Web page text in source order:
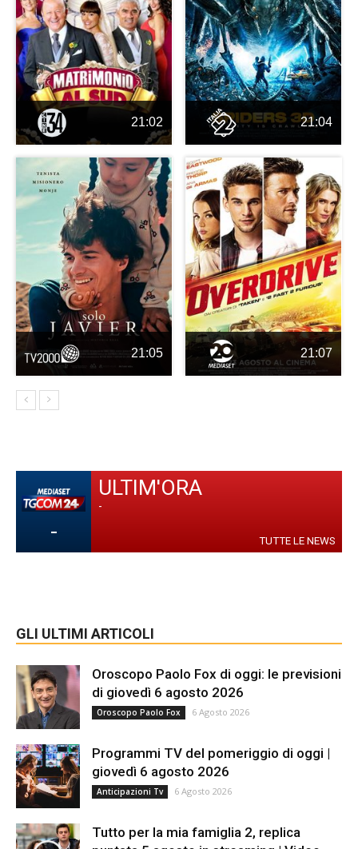
21:02 21:04
21:05 21:07
-
ULTIM'ORA
-
TUTTE LE NEWS
GLI ULTIMI ARTICOLI
Oroscopo Paolo Fox di oggi: le previsioni
di giovedì 6 agosto 2026
Oroscopo Paolo Fox 6 Agosto 2026
Programmi TV del pomeriggio di oggi |
giovedì 6 agosto 2026
Anticipazioni Tv 6 Agosto 2026
Tutto per la mia famiglia 2, replica